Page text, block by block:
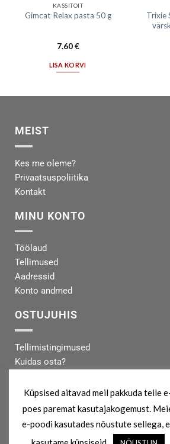
KASSITOIT
Gimcat Relax pasta 50 g
7.60€
LISA KORVI
Trixie
MEIST
Kes me oleme?
Privaatsuspoliitika
Kontakt
MINU KONTO
Töölaud
Tellimused
Aadressid
Konto andmed
OSTUJUHIS
Tellimistingimused
Kuidas osta?
Tarneinfo
MEIST
Küpsised aitavad meil pakkuda teile
poes paremat kasutajakogemust.
e-poodi kasutades nõustute sellega,